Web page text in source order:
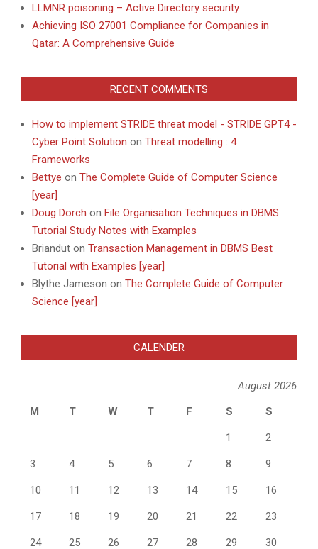
LLMNR poisoning – Active Directory security
Achieving ISO 27001 Compliance for Companies in
Qatar: A Comprehensive Guide
RECENT COMMENTS
How to implement STRIDE threat model - STRIDE GPT4 -
Cyber Point Solution on Threat modelling : 4
Frameworks
Bettye on The Complete Guide of Computer Science
[year]
Doug Dorch on File Organisation Techniques in DBMS
Tutorial Study Notes with Examples
Briandut on Transaction Management in DBMS Best
Tutorial with Examples [year]
Blythe Jameson on The Complete Guide of Computer
Science [year]
CALENDER
August 2026
M
T W T F S S
1 2
3 4 5 6 7 8 9
10 11 12 13 14 15 16
17 18 19 20 21 22 23
24 25 26 27 28 29 30